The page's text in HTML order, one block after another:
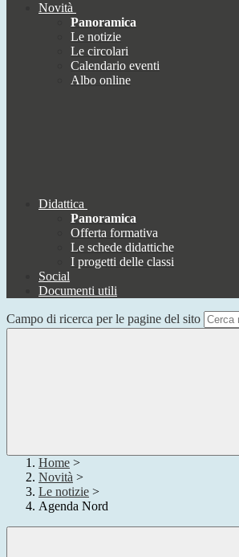
Novità
Panoramica
Le notizie
Le circolari
Calendario eventi
Albo online
Didattica
Panoramica
Offerta formativa
Le schede didattiche
I progetti delle classi
Social
Documenti utili
Campo di ricerca per le pagine del sito
Home >
Novità >
Le notizie >
Agenda Nord